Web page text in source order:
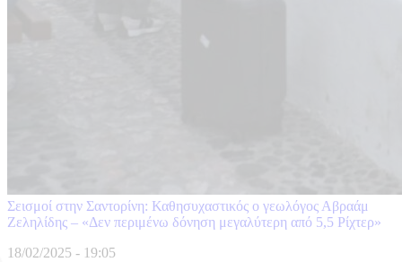
Σεισμοί στην Σαντορίνη: Καθησυχαστικός ο γεωλόγος Αβραάμ
Ζεληλίδης – «Δεν περιμένω δόνηση μεγαλύτερη από 5,5 Ρίχτερ»
18/02/2025 - 19:05